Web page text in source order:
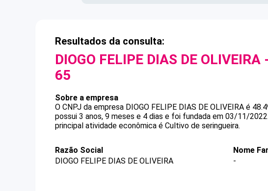
Resultados da consulta:
DIOGO FELIPE DIAS DE OLIVEIRA
65
Sobre a empresa
O CNPJ da empresa DIOGO FELIPE DIAS DE OLIVEIRA é
possui 3 anos, 9 meses e 4 dias e foi fundada em 03/11/2022.
principal atividade econômica é Cultivo de seringueira.
Razão Social
DIOGO FELIPE DIAS DE OLIVEIRA
Nome
-